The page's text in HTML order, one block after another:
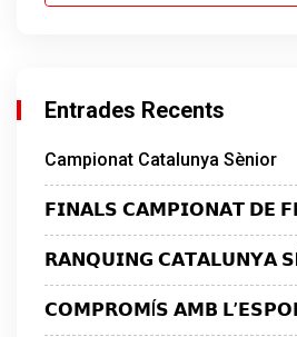
Entrades Recents
Campionat Catalunya Sènior
𝗙𝗜𝗡𝗔𝗟𝗦 𝗖𝗔𝗠𝗣𝗜𝗢𝗡𝗔𝗧 𝗗𝗘
𝗥𝗔𝗡𝗤𝗨𝗜𝗡𝗚 𝗖𝗔𝗧𝗔𝗟𝗨𝗡𝗬𝗔
𝗖𝗢𝗠𝗣𝗥𝗢𝗠Í𝗦 𝗔𝗠𝗕